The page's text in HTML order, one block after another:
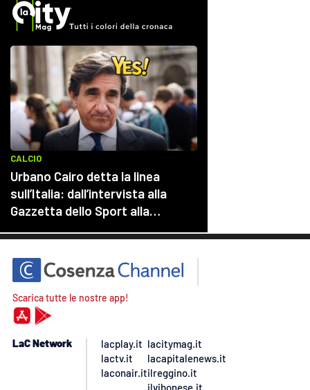
Scarica tutte le nostre app!
LaC Network
lacplay.it
lactv.it
laconair.it
lacitymag.it
lacapitalenews.it
ilreggino.it
ilvibonese.it